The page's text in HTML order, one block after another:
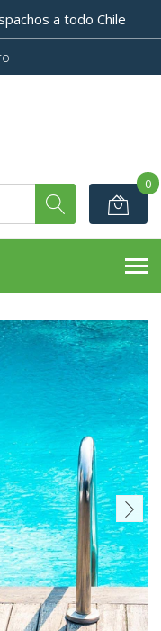
a todo Chile
0